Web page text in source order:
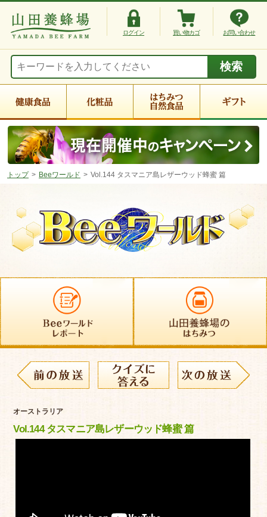
ログイン 買い物カゴ お問い合わせ
トップ Beeワールド Vol.144 タスマニア島レザーウッド蜂蜜 篇
オーストラリア
Vol.144 タスマニア島レザーウッド蜂蜜 篇